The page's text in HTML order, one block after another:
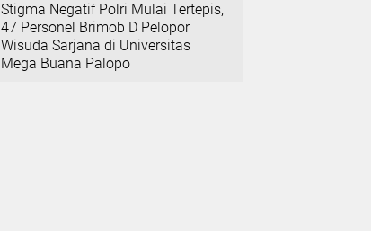
Stigma Negatif Polri Mulai Tertepis,
47 Personel Brimob D Pelopor
Wisuda Sarjana di Universitas
Mega Buana Palopo